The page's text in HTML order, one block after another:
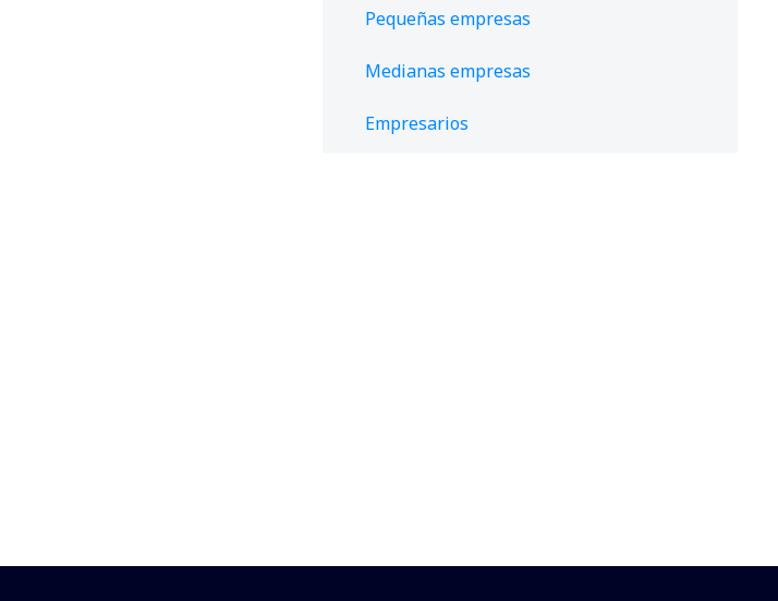
Pequeñas empresas
Medianas empresas
Empresarios